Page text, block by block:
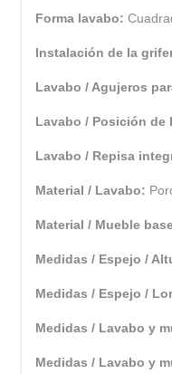
Forma lavabo:
Instalación de la
Lavabo / Agujeros
Lavabo / Posición
Lavabo / Repisa
Material / Lavabo:
Material / Mueble
Medidas / Espejo /
Medidas / Espejo /
Medidas / Lavabo y
Medidas / Lavabo y